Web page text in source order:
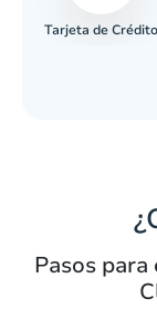
Tarjeta de Crédito
Pasos